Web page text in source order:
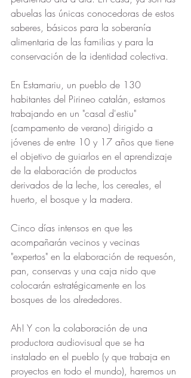
abuelas las únicas conocedoras de estos
saberes, básicos para la soberanía
alimentaria de las familias y para la
conservación de la identidad colectiva.
En Estamariu, un pueblo de 130
habitantes del Pirineo catalán, estamos
trabajando en un "casal d'estiu"
(campamento de verano) dirigido a
jóvenes de entre 10 y 17 años que tiene
el objetivo de guiarlos en el aprendizaje
de la elaboración de productos
derivados de la leche, los cereales, el
huerto, el bosque y la madera.
Cinco días intensos en que les
acompañarán vecinos y vecinas
"expertos" en la elaboración de requesón,
pan, conservas y una caja nido que
colocarán estratégicamente en los
bosques de los alrededores.
Ah! Y con la colaboración de una
productora audiovisual que se ha
instalado en el pueblo (y que trabaja en
proyectos en todo el mundo), haremos un